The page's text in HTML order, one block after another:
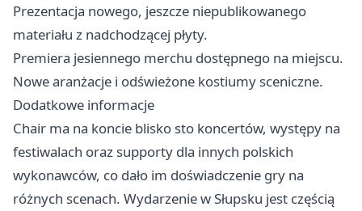
Prezentacja nowego, jeszcze niepublikowanego
materiału z nadchodzącej płyty.
Premiera jesiennego merchu dostępnego na miejscu.
Nowe aranżacje i odświeżone kostiumy sceniczne.
Dodatkowe informacje
Chair ma na koncie blisko sto koncertów, występy na
festiwalach oraz supporty dla innych polskich
wykonawców, co dało im doświadczenie gry na
różnych scenach. Wydarzenie w Słupsku jest częścią